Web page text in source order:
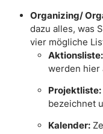
Organizing/
dazu alles, was
vier mögliche
Aktionsliste:
werden hier
Projektliste:
bezeichnet
Kalender: